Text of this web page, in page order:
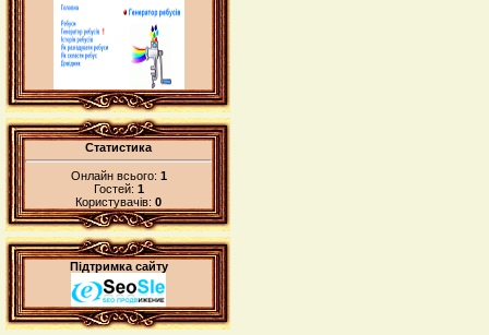
Статистика
Онлайн всього: 1
Гостей: 1
Користувачів: 0
Підтримка сайту